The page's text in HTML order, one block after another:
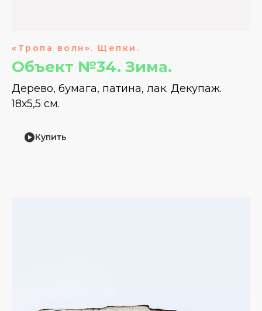
« Тропа волн » . Щепки.
Объект №34. Зима.
Дерево, бумага, патина, лак. Декупаж.
18х5,5 см.
Купить